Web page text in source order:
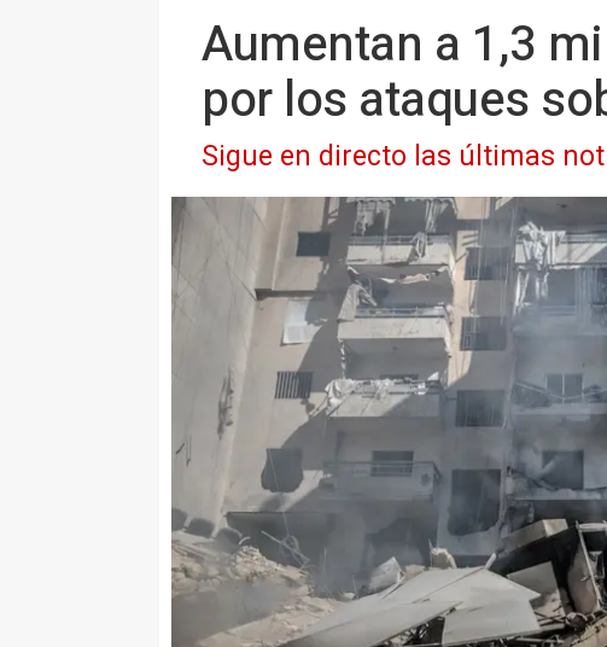
Aumentan a 1,3
por los ataques
Sigue en directo las últimas